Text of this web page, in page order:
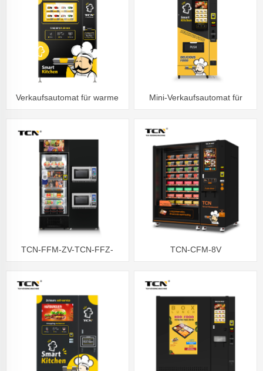
Verkaufsautomat für warme
und Abendessenservice
Mini-Verkaufsautomat für
TCN-FFM-ZV-TCN-FFZ-
Kühlschrank Tiefkühl-
Verkaufsautomat
TCN-CFM-8V
Speisen mit 21.5-Zoll-
Touchscreen